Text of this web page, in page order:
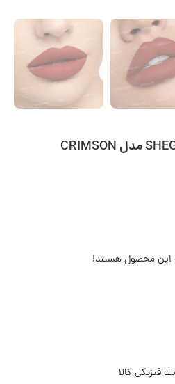
رژلب مات شیگلم SHEGLAM مدل CRIMSON
این محصول هستند!
فیزیکی کالا